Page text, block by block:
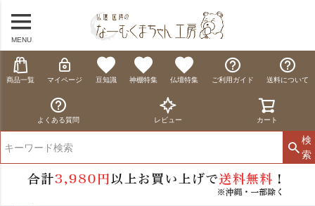
MENU
商品一覧 マイページ 豆知識 神棚特集 仏壇特集 ご利用ガイド 送料について
よくある質問 レビュー カート
検
索